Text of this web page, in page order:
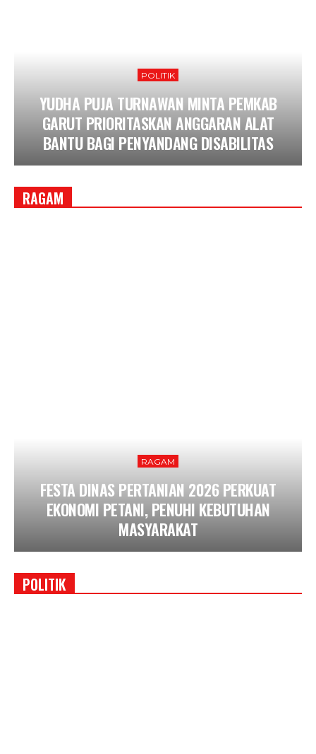
POLITIK
YUDHA PUJA TURNAWAN MINTA PEMKAB
GARUT PRIORITASKAN ANGGARAN ALAT
BANTU BAGI PENYANDANG DISABILITAS
RAGAM
RAGAM
FESTA DINAS PERTANIAN 2026 PERKUAT
EKONOMI PETANI, PENUHI KEBUTUHAN
MASYARAKAT
POLITIK